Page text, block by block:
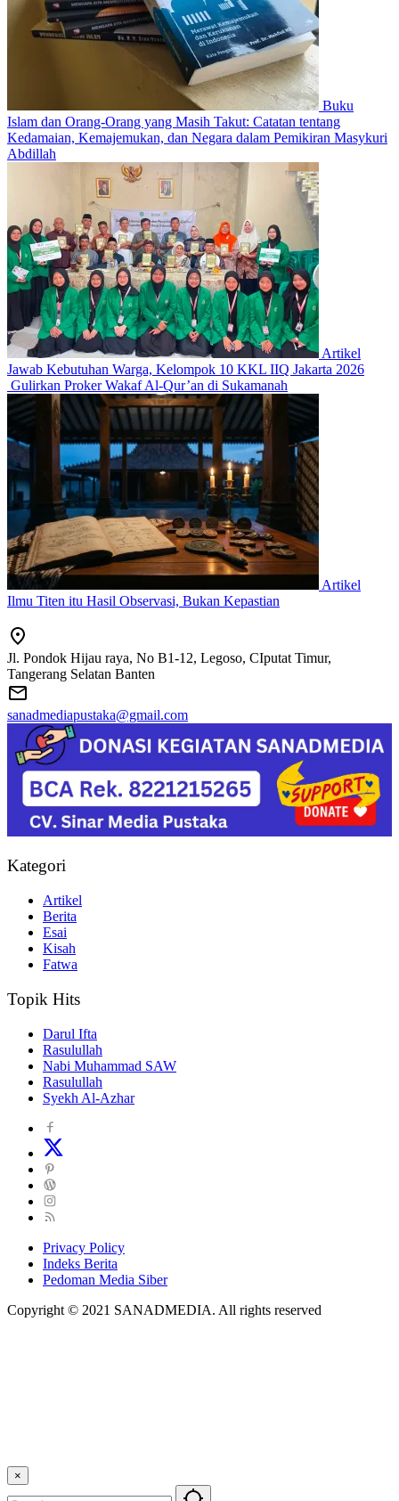
Buku
Islam dan Orang-Orang yang Masih Takut: Catatan tentang
Kedamaian, Kemajemukan, dan Negara dalam Pemikiran Masykuri
Abdillah
Artikel
Jawab Kebutuhan Warga, Kelompok 10 KKL IIQ Jakarta 2026
Gulirkan Proker Wakaf Al-Qur’an di Sukamanah
Artikel
Ilmu Titen itu Hasil Observasi, Bukan Kepastian
Jl. Pondok Hijau raya, No B1-12, Legoso, CIputat Timur,
Tangerang Selatan Banten
sanadmediapustaka@gmail.com
Kategori
Artikel
Berita
Esai
Kisah
Fatwa
Topik Hits
Darul Ifta
Rasulullah
Nabi Muhammad SAW
Rasulullah
Syekh Al-Azhar
Privacy Policy
Indeks Berita
Pedoman Media Siber
Copyright © 2021 SANADMEDIA. All rights reserved
×